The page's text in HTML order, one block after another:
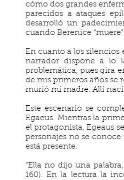
cómo dos grandes
parecidos a ataques
desarrolló un
cuando Berenice
En cuanto a los silencios
narrador dispone a lo
problemática, pues gira
de mis primeros años se
murió mi madre. Allí nací
Este escenario se
Egaeus. Mientras la
el protagonista, Egeaus
personajes no se
está presente.
“Ella no dijo una
160). En la lectura la